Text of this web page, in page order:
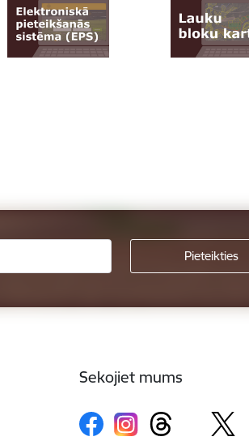
Sekojiet mums